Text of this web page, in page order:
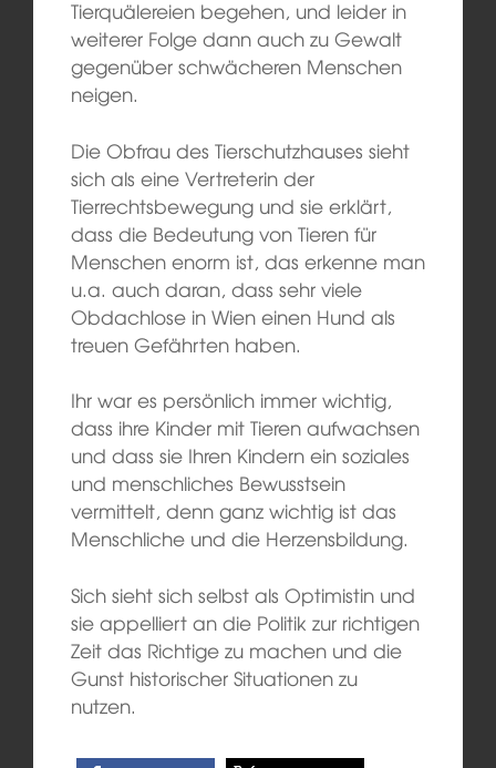
Tierquälereien begehen, und leider in
weiterer Folge dann auch zu Gewalt
gegenüber schwächeren Menschen
neigen.
Die Obfrau des Tierschutzhauses sieht
sich als eine Vertreterin der
Tierrechtsbewegung und sie erklärt,
dass die Bedeutung von Tieren für
Menschen enorm ist, das erkenne man
u.a. auch daran, dass sehr viele
Obdachlose in Wien einen Hund als
treuen Gefährten haben.
Ihr war es persönlich immer wichtig,
dass ihre Kinder mit Tieren aufwachsen
und dass sie Ihren Kindern ein soziales
und menschliches Bewusstsein
vermittelt, denn ganz wichtig ist das
Menschliche und die Herzensbildung.
Sich sieht sich selbst als Optimistin und
sie appelliert an die Politik zur richtigen
Zeit das Richtige zu machen und die
Gunst historischer Situationen zu
nutzen.